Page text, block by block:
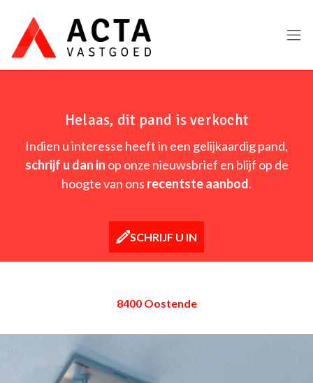
Helaas, dit pand is verkocht
Indien u interesse heeft in een gelijkaardig pand,
schrijf u dan in op onze nieuwsbrief en blijf op de
hoogte van ons recentste aanbod.
SCHRIJF U IN
8400 Oostende